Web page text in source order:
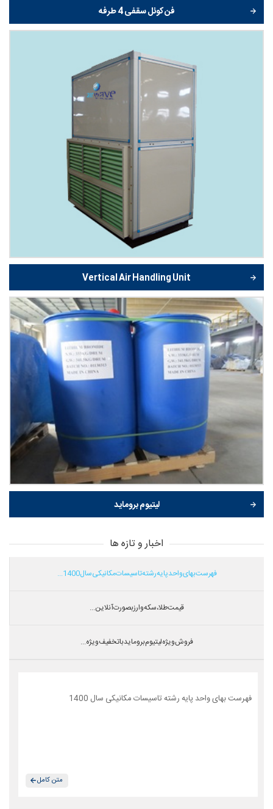
فن کوئل سقفی 4 طرفه
Vertical Air Handling Unit
لیتیوم بروماید
اخبار و تازه ها
فهرست بهای واحد پایه رشته تاسیسات مکانیکی سال 1400...
قیمت طلا،سکه و ارز بصورت آنلاین...
فروش ویژه لیتیوم بروماید با تخفیف ویژه...
فهرست بهای واحد پایه رشته تاسیسات مکانیکی سال 1400
متن کامل